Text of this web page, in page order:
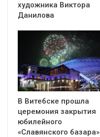
художника Виктора
Данилова
В Витебске прошла
церемония закрытия
юбилейного
«Славянского базара»